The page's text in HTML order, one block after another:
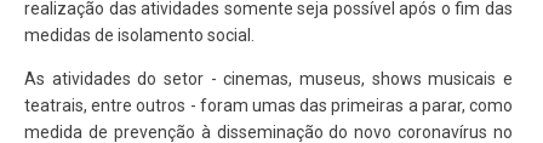
realização das atividades somente seja possível após o fim das
medidas de isolamento social.
As atividades do setor - cinemas, museus, shows musicais e
teatrais, entre outros - foram umas das primeiras a parar, como
medida de prevenção à disseminação do novo coronavírus no